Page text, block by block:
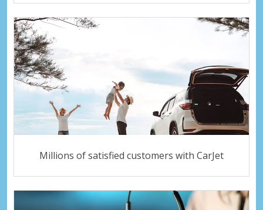
Millions of satisfied customers with CarJet